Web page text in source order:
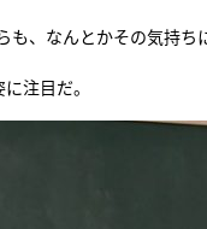
、なんとかその気持ち
注目だ。